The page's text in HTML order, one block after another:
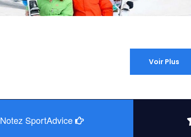
Voir Plus
Notez SportAdvice